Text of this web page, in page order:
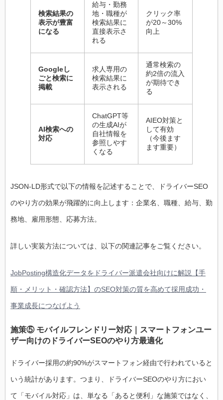
検索結果の
表示が豊富
になる
給与・勤務
地・職種が
検索結果に
直接表示さ
れる
クリック率
が20～30%
向上
Googleし
ごと検索に
掲載
求人専用の
検索結果に
表示される
通常検索の
約2倍の流入
が期待でき
る
AI検索への
対応
ChatGPT等
の生成AIが
自社情報を
参照しやす
くなる
AIEO対策と
して有効
（今後ます
ます重要）
JSON-LD形式で以下の情報を記述することで、ドライバーSEO
のやり方の効果が飛躍的に向上します：企業名、職種、給与、勤
務地、雇用形態、応募方法。
詳しい実装方法については、以下の関連記事をご覧ください。
JobPosting構造化データをドライバー派遣会社向けに解説【手
順・メリット・確認方法】のSEO対策の質を高めて採用成功・
事業成長につなげよう
施策⑤ モバイルフレンドリー対応｜スマートフォンユー
ザー向けのドライバーSEOのやり方最適化
ドライバー採用の約90%がスマートフォン経由で行われていると
いう統計があります。つまり、ドライバーSEOのやり方におい
て「モバイル対応」は、単なる「あると便利」な施策ではなく、